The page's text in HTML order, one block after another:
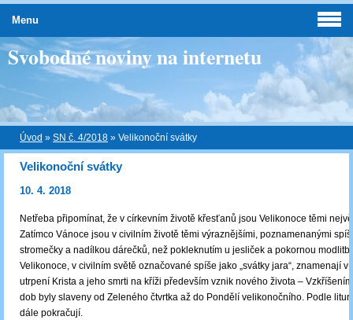
Svobodné noviny na internetu
Úvod » SN č. 4/2018 » Velikonoční svátky
Velikonoční svátky
10. 4. 2018
Netřeba připomínat, že v církevním životě křesťanů jsou Velikonoce těmi
Zatímco Vánoce jsou v civilním životě těmi výraznějšími, poznamenanými
stromečky a nadílkou dárečků, než pokleknutím u jesliček a pokornou
Velikonoce, v civilním světě označované spíše jako „svátky jara“, znamenají v
utrpení Krista a jeho smrti na kříži především vznik nového života ‒
dob byly slaveny od Zeleného čtvrtka až do Pondělí velikonočního. Podle
dále pokračují.
Menu